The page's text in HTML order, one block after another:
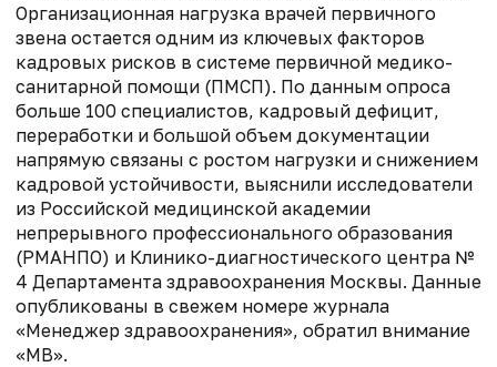
Организационная нагрузка врачей первичного
звена остается одним из ключевых факторов
кадровых рисков в системе первичной медико-
санитарной помощи (ПМСП). По данным опроса
больше 100 специалистов, кадровый дефицит,
переработки и большой объем документации
напрямую связаны с ростом нагрузки и снижением
кадровой устойчивости, выяснили исследователи
из Российской медицинской академии
непрерывного профессионального образования
(РМАНПО) и Клинико-диагностического центра №
4 Департамента здравоохранения Москвы. Данные
опубликованы в свежем номере журнала
«Менеджер здравоохранения», обратил внимание
«МВ».